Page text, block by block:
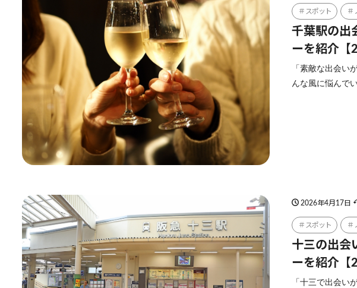
スポット
千葉駅の出
ーを紹介【
「素敵な出会
んな風に悩んで
2026年4月17日
スポット
十三の出会
ーを紹介【
「十三で出会い